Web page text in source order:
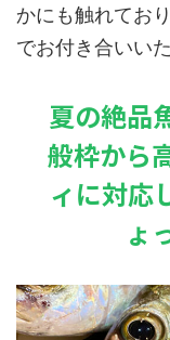
かにも触れてお
でお付き合いい
夏の絶品
般枠から
ィに対応
ょ